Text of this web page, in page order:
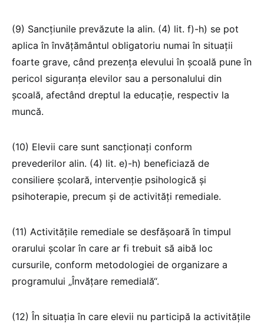
(9) Sancțiunile prevăzute la alin. (4) lit. f)-h) se pot
aplica în învățământul obligatoriu numai în situații
foarte grave, când prezența elevului în școală pune în
pericol siguranța elevilor sau a personalului din
școală, afectând dreptul la educație, respectiv la
muncă.
(10) Elevii care sunt sancționați conform
prevederilor alin. (4) lit. e)-h) beneficiază de
consiliere școlară, intervenție psihologică și
psihoterapie, precum și de activități remediale.
(11) Activitățile remediale se desfășoară în timpul
orarului școlar în care ar fi trebuit să aibă loc
cursurile, conform metodologiei de organizare a
programului „Învățare remedială“.
(12) În situația în care elevii nu participă la activitățile